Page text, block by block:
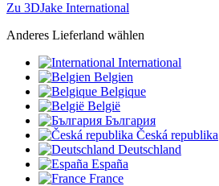
Zu 3DJake International
Anderes Lieferland wählen
International
Belgien
Belgique
België
България
Česká republika
Deutschland
España
France